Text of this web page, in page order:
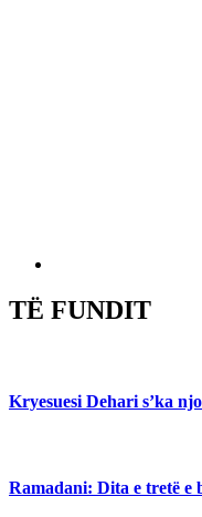
TË FUNDIT
Kryesuesi Dehari s’ka
Ramadani: Dita e tretë e